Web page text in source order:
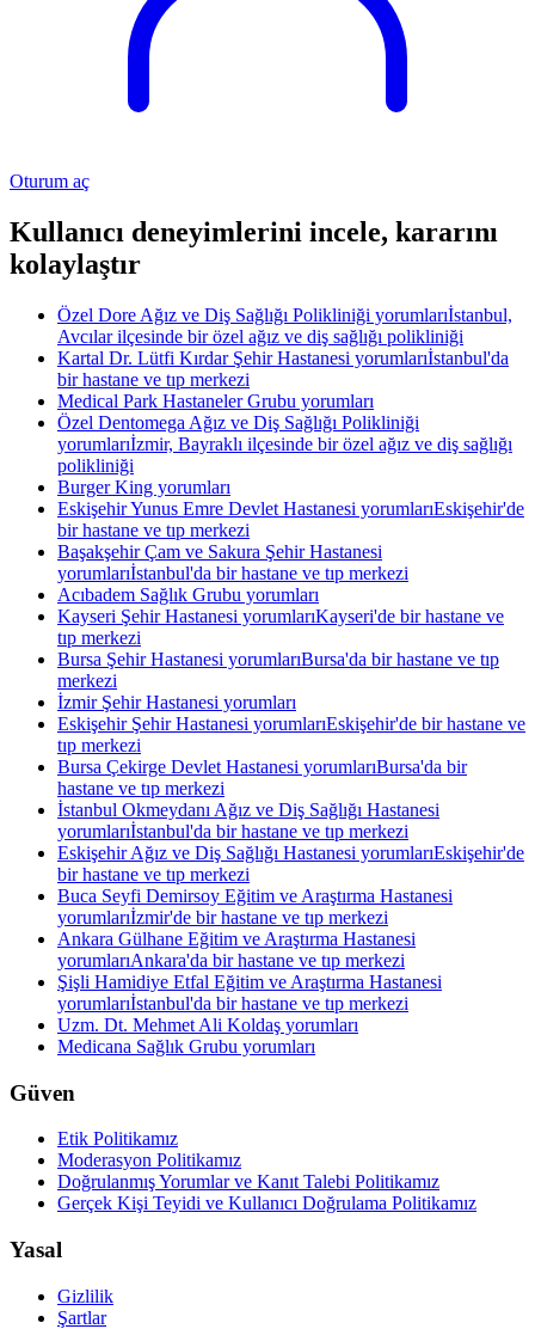
Oturum aç
Kullanıcı deneyimlerini incele, kararını
kolaylaştır
Özel Dore Ağız ve Diş Sağlığı Polikliniği yorumlarıİstanbul,
Avcılar ilçesinde bir özel ağız ve diş sağlığı polikliniği
Kartal Dr. Lütfi Kırdar Şehir Hastanesi yorumlarıİstanbul'da
bir hastane ve tıp merkezi
Medical Park Hastaneler Grubu yorumları
Özel Dentomega Ağız ve Diş Sağlığı Polikliniği
yorumlarıİzmir, Bayraklı ilçesinde bir özel ağız ve diş sağlığı
polikliniği
Burger King yorumları
Eskişehir Yunus Emre Devlet Hastanesi yorumlarıEskişehir'de
bir hastane ve tıp merkezi
Başakşehir Çam ve Sakura Şehir Hastanesi
yorumlarıİstanbul'da bir hastane ve tıp merkezi
Acıbadem Sağlık Grubu yorumları
Kayseri Şehir Hastanesi yorumlarıKayseri'de bir hastane ve
tıp merkezi
Bursa Şehir Hastanesi yorumlarıBursa'da bir hastane ve tıp
merkezi
İzmir Şehir Hastanesi yorumları
Eskişehir Şehir Hastanesi yorumlarıEskişehir'de bir hastane ve
tıp merkezi
Bursa Çekirge Devlet Hastanesi yorumlarıBursa'da bir
hastane ve tıp merkezi
İstanbul Okmeydanı Ağız ve Diş Sağlığı Hastanesi
yorumlarıİstanbul'da bir hastane ve tıp merkezi
Eskişehir Ağız ve Diş Sağlığı Hastanesi yorumlarıEskişehir'de
bir hastane ve tıp merkezi
Buca Seyfi Demirsoy Eğitim ve Araştırma Hastanesi
yorumlarıİzmir'de bir hastane ve tıp merkezi
Ankara Gülhane Eğitim ve Araştırma Hastanesi
yorumlarıAnkara'da bir hastane ve tıp merkezi
Şişli Hamidiye Etfal Eğitim ve Araştırma Hastanesi
yorumlarıİstanbul'da bir hastane ve tıp merkezi
Uzm. Dt. Mehmet Ali Koldaş yorumları
Medicana Sağlık Grubu yorumları
Güven
Etik Politikamız
Moderasyon Politikamız
Doğrulanmış Yorumlar ve Kanıt Talebi Politikamız
Gerçek Kişi Teyidi ve Kullanıcı Doğrulama Politikamız
Yasal
Gizlilik
Şartlar